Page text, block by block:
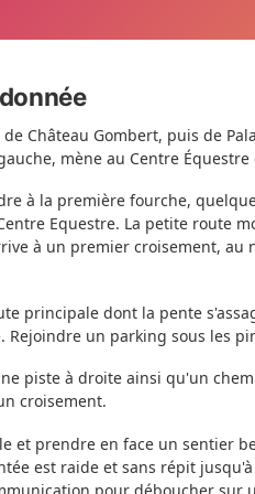
Château Gombert, puis de
mène au Centre
à la première fourche,
Equestre. La petite route
à un premier croisement, au
principale dont la pente
Rejoindre un parking sous les
piste à droite ainsi qu'un
croisement.
et prendre en face un sentier
est raide et sans répit